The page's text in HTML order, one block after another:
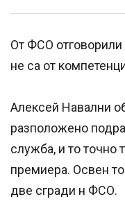
От ФСО отговорили
не са от
Алексей Навални
разположено
служба, и то точно
премиера. Освен
две сгради н ФСО.